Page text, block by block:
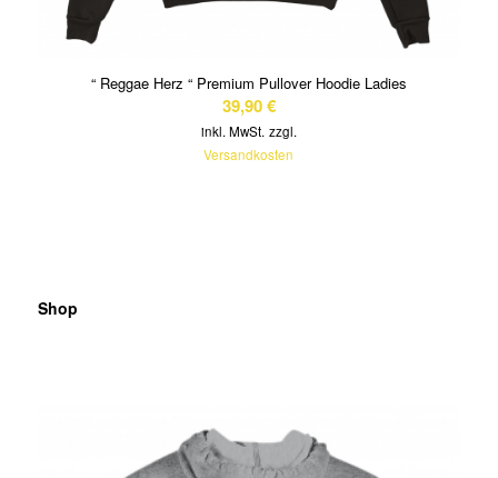
“ Reggae Herz “ Premium Pullover Hoodie Ladies
39,90€
inkl. MwSt. zzgl.
Versandkosten
Shop